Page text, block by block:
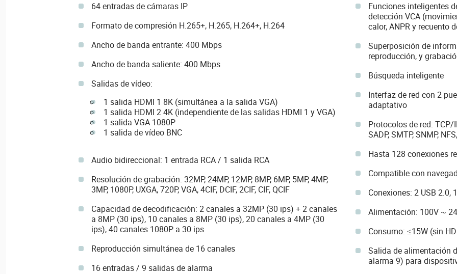
64 entradas de cámaras IP
Formato de compresión H.265+, H.265, H.264+, H.264
Ancho de banda entrante: 400 Mbps
Ancho de banda saliente: 400 Mbps
Salidas de vídeo:
1 salida HDMI 1 8K (simultánea a la salida VGA)
1 salida HDMI 2 4K (independiente de las salidas HDMI 1 y VGA)
1 salida VGA 1080P
1 salida de vídeo BNC
Audio bidireccional: 1 entrada RCA / 1 salida RCA
Resolución de grabación: 32MP, 24MP, 12MP, 8MP, 6MP, 5MP, 4MP,
3MP, 1080P, UXGA, 720P, VGA, 4CIF, DCIF, 2CIF, CIF, QCIF
Capacidad de decodificación: 2 canales a 32MP (30 ips) + 2 canales
a 8MP (30 ips), 10 canales a 8MP (30 ips), 20 canales a 4MP (30
ips), 40 canales 1080P a 30 ips
Reproducción simultánea de 16 canales
16 entradas / 9 salidas de alarma
Funciones inteligentes
detección VCA
calor, ANPR y recuento
Superposición de
reproducción, y
Búsqueda inteligente
Interfaz de red con 2
adaptativo
Protocolos de red: TCP/
SADP, SMTP, SNMP,
Hasta 128 conexiones
Compatible con
Conexiones: 2 USB 2.0,
Alimentación: 100V ~
Consumo: ≤15W (sin
Salida de alimentación
alarma 9) para